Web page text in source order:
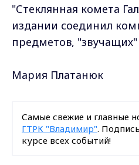
"Стеклянная комета
издании соединил
предметов, "звучащих"
Мария Платанюк
Самые свежие и главные
ГТРК "Владимир".
курсе всех событий!